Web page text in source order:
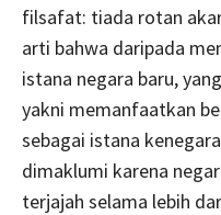
filsafat: tiada rotan
arti bahwa daripada
istana negara baru,
yakni memanfaatkan
sebagai istana
dimaklumi karena
terjajah selama lebih